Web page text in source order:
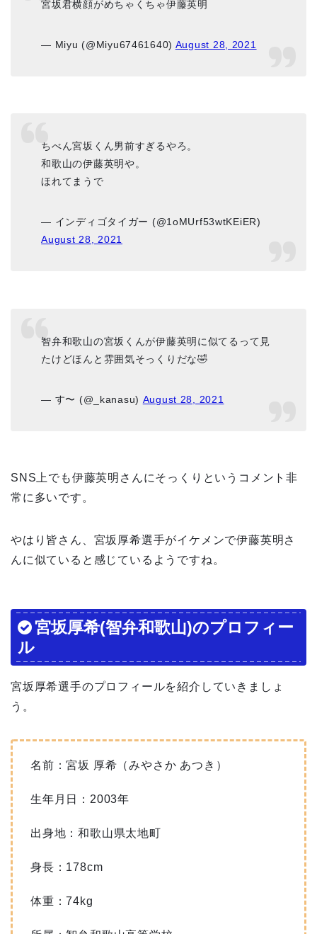
宮坂君横顔がめちゃくちゃ伊藤英明
— Miyu (@Miyu67461640) August 28, 2021
ちべん宮坂くん男前すぎるやろ。
和歌山の伊藤英明や。
ほれてまうで
— インディゴタイガー (@1oMUrf53wtKEiER)
August 28, 2021
智弁和歌山の宮坂くんが伊藤英明に似てるって見
たけどほんと雰囲気そっくりだな🤣
— す〜 (@_kanasu) August 28, 2021
SNS上でも伊藤英明さんにそっくりというコメント非
常に多いです。
やはり皆さん、宮坂厚希選手がイケメンで伊藤英明さ
んに似ていると感じているようですね。
宮坂厚希(智弁和歌山)のプロフィー
ル
宮坂厚希選手のプロフィールを紹介していきましょ
う。
名前：宮坂 厚希（みやさか あつき）
生年月日：2003年
出身地：和歌山県太地町
身長：178cm
体重：74kg